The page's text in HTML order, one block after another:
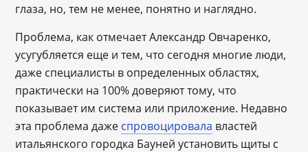
глаза, но, тем не менее, понятно и наглядно.
Проблема, как отмечает Александр Овчаренко,
усугубляется еще и тем, что сегодня многие люди,
даже специалисты в определенных областях,
практически на 100% доверяют тому, что
показывает им система или приложение. Недавно
эта проблема даже спровоцировала властей
итальянского городка Бауней установить щиты с